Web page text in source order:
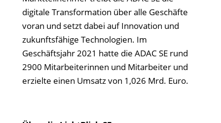
digitale Transformation über alle Geschäfte
voran und setzt dabei auf Innovation und
zukunftsfähige Technologien. Im
Geschäftsjahr 2021 hatte die ADAC SE rund
2900 Mitarbeiterinnen und Mitarbeiter und
erzielte einen Umsatz von 1,026 Mrd. Euro.